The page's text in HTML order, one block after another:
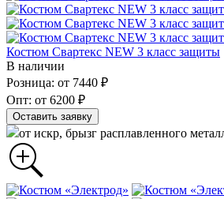
Костюм Свартекс NEW 3 класс защиты
В наличии
Розница: от 7440 ₽
Опт: от 6200 ₽
Оставить заявку
от искр, брызг расплавленного